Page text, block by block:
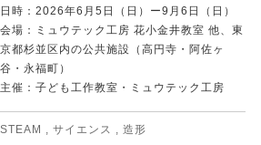
日時：2026年6月5日（日）ー9月6日（日）
会場：ミュウテック工房 花小金井教室 他、東
京都杉並区内の公共施設（高円寺・阿佐ヶ
谷・永福町）
主催：子ども工作教室・ミュウテック工房
STEAM サイエンス 造形